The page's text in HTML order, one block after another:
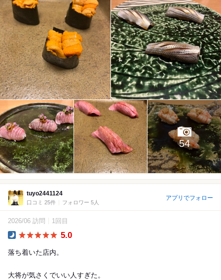
54
tuyo2441124
口コミ 25件 フォロワー 5人
アプリでフォロー
2026/06 訪問 1回目
5.0
落ち着いた店内。
大将が気さくでいい人すぎた。